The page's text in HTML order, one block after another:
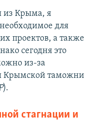
из Крыма, я
для
проектов, а также
сегодня это
из-за
Крымской таможни
).
стагнации и